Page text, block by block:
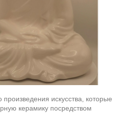
искусства, которые
керамику посредством